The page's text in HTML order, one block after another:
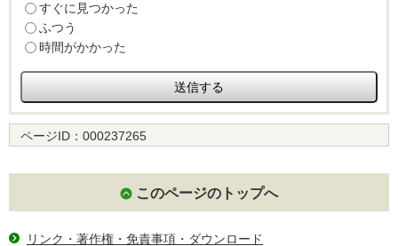
すぐに見つかった
ふつう
時間がかかった
ページID： 000237265
このページのトップへ
リンク・著作権・免責事項・ダウンロード